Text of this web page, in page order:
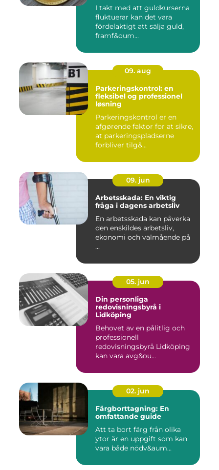
I takt med att guldkurserna
fluktuerar kan det vara
fördelaktigt att sälja guld,
framf&oum...
09. aug
Parkeringskontrol: en
fleksibel og professionel
løsning
Parkeringskontrol er en
afgørende faktor for at sikre,
at parkeringspladserne
forbliver tilg&...
09. jun
Arbetsskada: En viktig
fråga i dagens arbetsliv
En arbetsskada kan påverka
den enskildes arbetsliv,
ekonomi och välmående på
...
05. jun
Din personliga
redovisningsbyrå i
Lidköping
Behovet av en pålitlig och
professionell
redovisningsbyrå Lidköping
kan vara avg&ou...
02. jun
Färgborttagning: En
omfattande guide
Att ta bort färg från olika
ytor är en uppgift som kan
vara både nödv&aum...